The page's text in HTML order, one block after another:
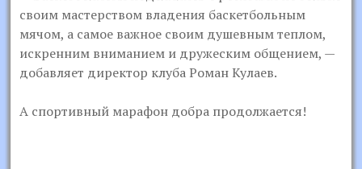
своим мастерством владения баскетбольным
мячом, а самое важное своим душевным теплом,
искренним вниманием и дружеским общением, —
добавляет директор клуба Роман Кулаев.
А спортивный марафон добра продолжается!